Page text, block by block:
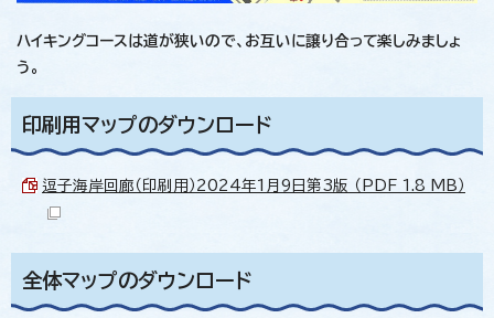
ハイキングコースは道が狭いので、お互いに譲り合って楽しみましょ
う。
印刷用マップのダウンロード
逗子海岸回廊（印刷用）2024年1月9日第3版 （PDF 1.8 MB）
全体マップのダウンロード